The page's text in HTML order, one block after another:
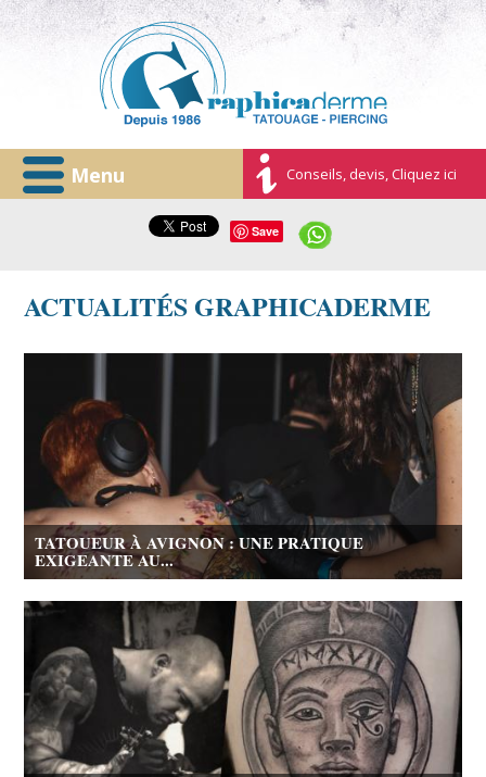
Menu Conseils, devis, Cliquez ici
Save
ACTUALITÉS GRAPHICADERME
TATOUEUR À AVIGNON : UNE PRATIQUE
EXIGEANTE AU...